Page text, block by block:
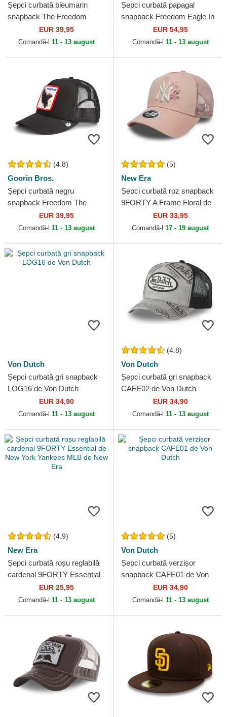
Șepci curbată bleumarin
snapback The Freedom
Eagle The Farm Goorin Bros.
EUR 39,95
Comandă-l 11 - 13 august
Șepci curbată papagal
snapback Freedom Eagle In
The Element The Farm
Goorin Bros.
EUR 54,95
Comandă-l 11 - 13 august
(4.8)
Goorin Bros.
Șepci curbată negru
snapback Freedom The
Farm Goorin Bros.
EUR 39,95
Comandă-l 11 - 13 august
(5)
New Era
Șepci curbată roz snapback
9FORTY A Frame Floral de
New York Yankees MLB de
New Era
EUR 33,95
Comandă-l 17 - 19 august
Von Dutch
Șepci curbată gri snapback
LOG16 de Von Dutch
EUR 34,90
Comandă-l 11 - 13 august
(4.8)
Von Dutch
Șepci curbată gri snapback
CAFE02 de Von Dutch
EUR 34,90
Comandă-l 11 - 13 august
(4.9)
New Era
Șepci curbată roșu reglabilă
cardenal 9FORTY Essential
de New York Yankees MLB
de New Era
EUR 25,95
Comandă-l 11 - 13 august
(5)
Von Dutch
Șepci curbată verzișor
snapback CAFE01 de Von
EUR 34,90
Comandă-l 11 - 13 august